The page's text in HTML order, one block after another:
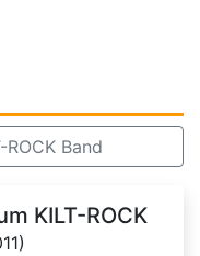
Band
KILT-ROCK